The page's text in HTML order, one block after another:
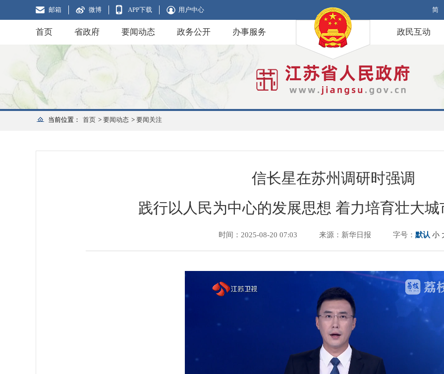
邮箱 微博 APP下载 用户中心 简
首页 省政府 要闻动态 政务公开 办事服务 政民互动
当前位置： 首页 > 要闻动态 > 要闻关注
信长星在苏州调研时强调
践行以人民为中心的发展思想 着力培育壮大
时间：2025-08-20 07:03 来源：新华日报 字号： 默认 小